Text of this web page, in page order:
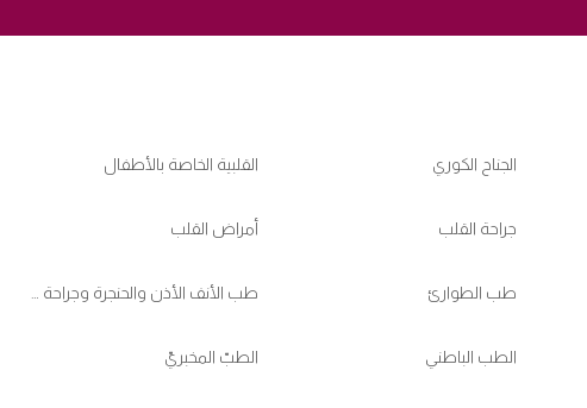
الجناح الكوري القلبية الخاصة بالأطفال
جراحة القلب أمراض القلب
طب الطوارئ
الطب الباطني الطبّ المخبريّ